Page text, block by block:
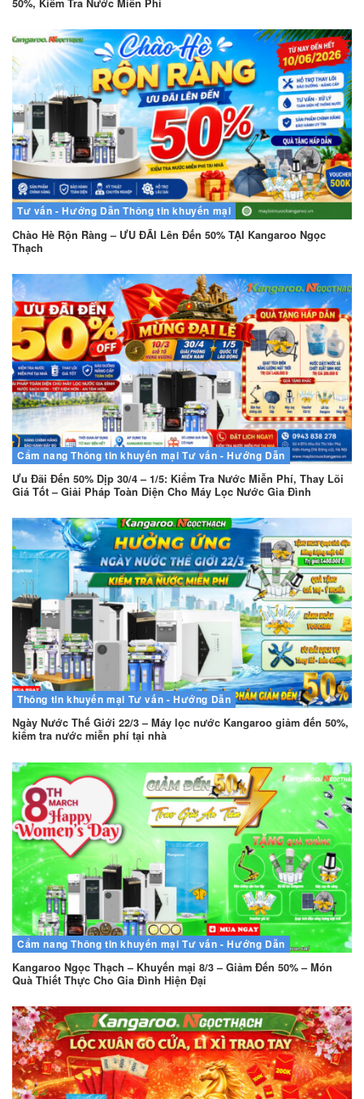
50%, Kiểm Tra Nước Miễn Phí
Tư vấn - Hướng Dẫn Thông tin khuyến mại
Chào Hè Rộn Ràng – ƯU ĐÃI Lên Đến 50% TẠI Kangaroo Ngọc
Thạch
Cẩm nang Thông tin khuyến mại Tư vấn - Hướng Dẫn
Ưu Đãi Đến 50% Dịp 30/4 – 1/5: Kiểm Tra Nước Miễn Phí, Thay Lõi
Giá Tốt – Giải Pháp Toàn Diện Cho Máy Lọc Nước Gia Đình
Thông tin khuyến mại Tư vấn - Hướng Dẫn
Ngày Nước Thế Giới 22/3 – Máy lọc nước Kangaroo giảm đến 50%,
kiểm tra nước miễn phí tại nhà
Cẩm nang Thông tin khuyến mại Tư vấn - Hướng Dẫn
Kangaroo Ngọc Thạch – Khuyến mại 8/3 – Giảm Đến 50% – Món
Quà Thiết Thực Cho Gia Đình Hiện Đại